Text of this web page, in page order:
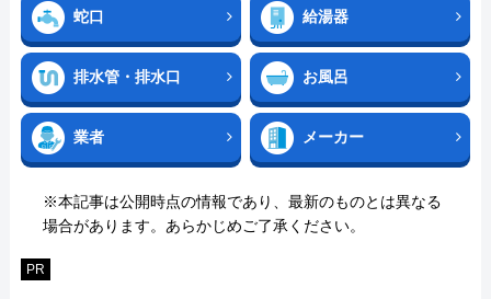
蛇口 給湯器
排水管・排水口 お風呂
業者 メーカー
※本記事は公開時点の情報であり、最新のものとは異なる
場合があります。あらかじめご了承ください。
PR